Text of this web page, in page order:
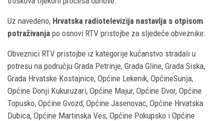
Uz navedeno, Hrvatska radiotelevizija nastavlja s otpisom
potraživanja po osnovi RTV pristojbe za sljedeće obveznike:
Obveznici RTV pristojbe iz kategorije kućanstvo stradali u
potresu na području Grada Petrinje, Grada Gline, Grada Siska,
Grada Hrvatske Kostajnice, Općine Lekenik, OpćineSunja,
Općine Donji Kukuruzari, Općine Majur, Općine Dvor, Općine
Topusko, Općine Gvozd, Općine Jasenovac, Općine Hrvatska
Dubica, Općine Martinska Ves, Općine Pokupsko i Općine